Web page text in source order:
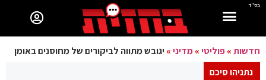
בס"ד
חדשות»פוליטי»מדיני»יגובש מתווה לביקורים של מחוסנים באומן
נתניהו סיכם